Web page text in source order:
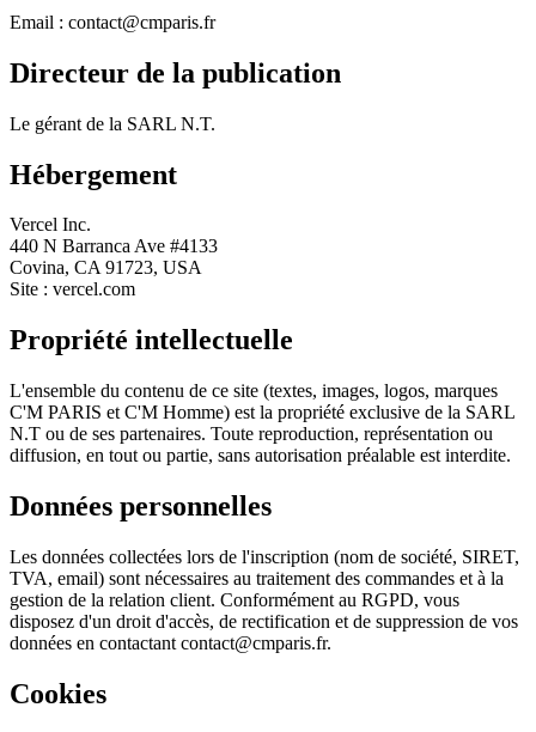
Email : contact@cmparis.fr
Directeur de la publication
Le gérant de la SARL N.T.
Hébergement
Vercel Inc.
440 N Barranca Ave #4133
Covina, CA 91723, USA
Site : vercel.com
Propriété intellectuelle
L'ensemble du contenu de ce site (textes, images, logos, marques
C'M PARIS et C'M Homme) est la propriété exclusive de la SARL
N.T ou de ses partenaires. Toute reproduction, représentation ou
diffusion, en tout ou partie, sans autorisation préalable est interdite.
Données personnelles
Les données collectées lors de l'inscription (nom de société, SIRET,
TVA, email) sont nécessaires au traitement des commandes et à la
gestion de la relation client. Conformément au RGPD, vous
disposez d'un droit d'accès, de rectification et de suppression de vos
données en contactant contact@cmparis.fr.
Cookies